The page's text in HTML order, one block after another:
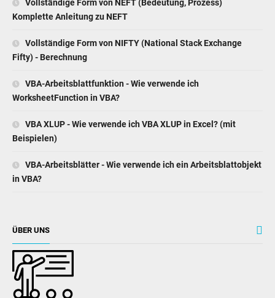
Vollständige Form von NEFT (Bedeutung, Prozess)
Komplette Anleitung zu NEFT
Vollständige Form von NIFTY (National Stack Exchange
Fifty) - Berechnung
VBA-Arbeitsblattfunktion - Wie verwende ich
WorksheetFunction in VBA?
VBA XLUP - Wie verwende ich VBA XLUP in Excel? (mit
Beispielen)
VBA-Arbeitsblätter - Wie verwende ich ein Arbeitsblattobjekt
in VBA?
ÜBER UNS